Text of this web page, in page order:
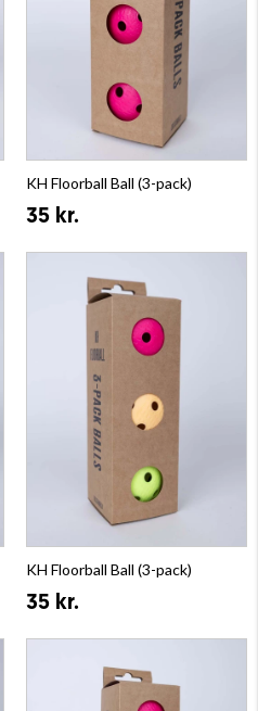
KH Floorball Ball (3-pack)
35 kr.
KH Floorball Ball (3-pack)
35 kr.